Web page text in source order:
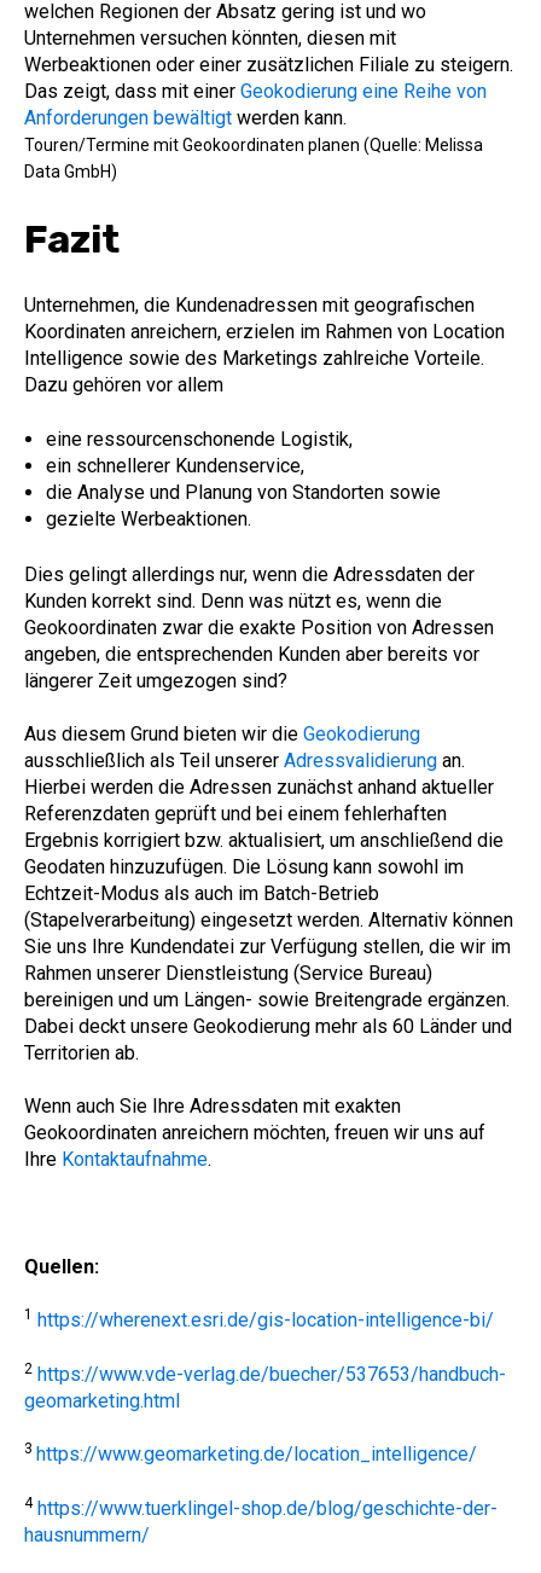
welchen Regionen der Absatz gering ist und wo
Unternehmen versuchen könnten, diesen mit
Werbeaktionen oder einer zusätzlichen Filiale zu steigern.
Das zeigt, dass mit einer Geokodierung eine Reihe von
Anforderungen bewältigt werden kann.
Touren/Termine mit Geokoordinaten planen (Quelle: Melissa
Data GmbH)
Fazit
Unternehmen, die Kundenadressen mit geografischen
Koordinaten anreichern, erzielen im Rahmen von Location
Intelligence sowie des Marketings zahlreiche Vorteile.
Dazu gehören vor allem
eine ressourcenschonende Logistik,
ein schnellerer Kundenservice,
die Analyse und Planung von Standorten sowie
gezielte Werbeaktionen.
Dies gelingt allerdings nur, wenn die Adressdaten der
Kunden korrekt sind. Denn was nützt es, wenn die
Geokoordinaten zwar die exakte Position von Adressen
angeben, die entsprechenden Kunden aber bereits vor
längerer Zeit umgezogen sind?
Aus diesem Grund bieten wir die Geokodierung
ausschließlich als Teil unserer Adressvalidierung an.
Hierbei werden die Adressen zunächst anhand aktueller
Referenzdaten geprüft und bei einem fehlerhaften
Ergebnis korrigiert bzw. aktualisiert, um anschließend die
Geodaten hinzuzufügen. Die Lösung kann sowohl im
Echtzeit-Modus als auch im Batch-Betrieb
(Stapelverarbeitung) eingesetzt werden. Alternativ können
Sie uns Ihre Kundendatei zur Verfügung stellen, die wir im
Rahmen unserer Dienstleistung (Service Bureau)
bereinigen und um Längen- sowie Breitengrade ergänzen.
Dabei deckt unsere Geokodierung mehr als 60 Länder und
Territorien ab.
Wenn auch Sie Ihre Adressdaten mit exakten
Geokoordinaten anreichern möchten, freuen wir uns auf
Ihre Kontaktaufnahme.
Quellen:
1 https://wherenext.esri.de/gis-location-intelligence-bi/
2 https://www.vde-verlag.de/buecher/537653/handbuch-
geomarketing.html
3 https://www.geomarketing.de/location_intelligence/
4 https://www.tuerklingel-shop.de/blog/geschichte-der-
hausnummern/